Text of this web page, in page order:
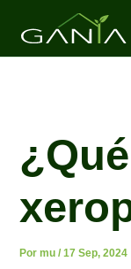
Pormu/17 Sep, 2024